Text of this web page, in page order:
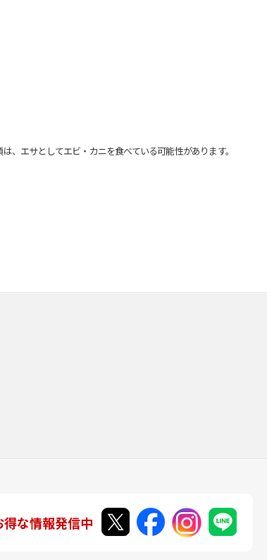
エサとしてエビ・カニを食べている可能性があります。
得な情報発信中